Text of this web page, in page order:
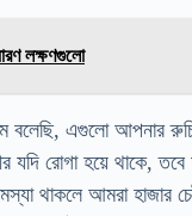
লক্ষণগুলো
এগুলো আপনার রুচি
রোগা হয়ে থাকে,
থাকলে আমরা